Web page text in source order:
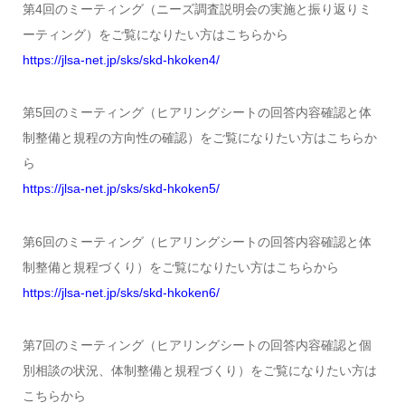
第4回のミーティング（ニーズ調査説明会の実施と振り返りミ
ーティング）をご覧になりたい方はこちらから
https://jlsa-net.jp/sks/skd-hkoken4/
第5回のミーティング（ヒアリングシートの回答内容確認と体
制整備と規程の方向性の確認）をご覧になりたい方はこちらか
ら
https://jlsa-net.jp/sks/skd-hkoken5/
第6回のミーティング（ヒアリングシートの回答内容確認と体
制整備と規程づくり）をご覧になりたい方はこちらから
https://jlsa-net.jp/sks/skd-hkoken6/
第7回のミーティング（ヒアリングシートの回答内容確認と個
別相談の状況、体制整備と規程づくり）をご覧になりたい方は
こちらから